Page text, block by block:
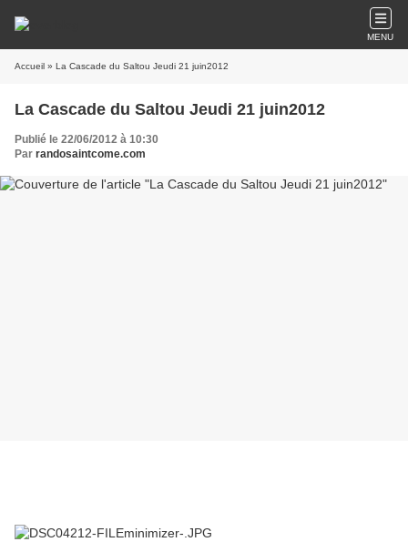
MENU
Accueil » La Cascade du Saltou Jeudi 21 juin2012
La Cascade du Saltou Jeudi 21 juin2012
Publié le 22/06/2012 à 10:30
Par randosaintcome.com